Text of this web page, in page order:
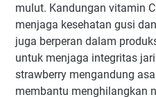
mulut. Kandungan vitamin
menjaga kesehatan gusi
juga berperan dalam
untuk menjaga integritas
strawberry mengandung
membantu menghilangkan